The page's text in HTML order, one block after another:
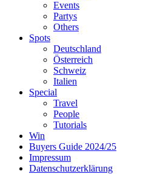
Events
Partys
Others
Spots
Deutschland
Österreich
Schweiz
Italien
Special
Travel
People
Tutorials
Win
Buyers Guide 2024/25
Impressum
Datenschutzerklärung